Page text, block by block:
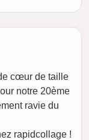
cœur de taille
notre 20ème
ravie du
rapidcollage !